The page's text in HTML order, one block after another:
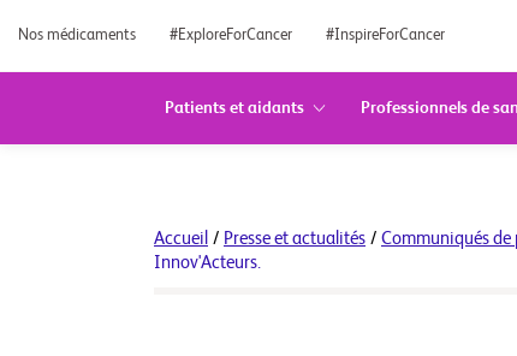
Nos médicaments #ExploreForCancer #InspireForCancer
Patients et aidants Professionnels de
Accueil / Presse et actualités / Communiqués de
Innov'Acteurs.